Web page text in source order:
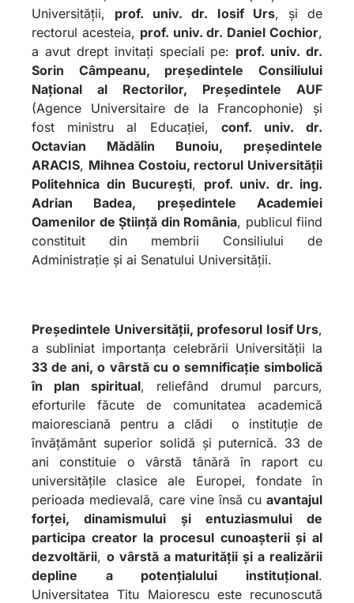
Universității, prof. univ. dr. Iosif Urs, și de
rectorul acesteia, prof. univ. dr. Daniel Cochior,
a avut drept invitați speciali pe: prof. univ. dr.
Sorin Câmpeanu, președintele Consiliului
Național al Rectorilor, Președintele AUF
(Agence Universitaire de la Francophonie) și
fost ministru al Educației, conf. univ. dr.
Octavian Mădălin Bunoiu, președintele
ARACIS, Mihnea Costoiu, rectorul Universității
Politehnica din București, prof. univ. dr. ing.
Adrian Badea, președintele Academiei
Oamenilor de Știință din România, publicul fiind
constituit din membrii Consiliului de
Administrație și ai Senatului Universității.
Președintele Universității, profesorul Iosif Urs,
a subliniat importanța celebrării Universității la
33 de ani, o vârstă cu o semnificație simbolică
în plan spiritual, reliefând drumul parcurs,
eforturile făcute de comunitatea academică
maioresciană pentru a clădi o instituție de
învățământ superior solidă și puternică. 33 de
ani constituie o vârstă tânără în raport cu
universitățile clasice ale Europei, fondate în
perioada medievală, care vine însă cu avantajul
forței, dinamismului și entuziasmului de
participa creator la procesul cunoașterii și al
dezvoltării, o vârstă a maturității și a realizării
depline a potențialului instituțional.
Universitatea Titu Maiorescu este recunoscută